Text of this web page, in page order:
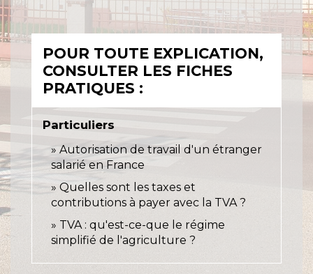
POUR TOUTE EXPLICATION,
CONSULTER LES FICHES
PRATIQUES :
Particuliers
Autorisation de travail d'un étranger
salarié en France
Quelles sont les taxes et
contributions à payer avec la TVA ?
TVA : qu'est-ce-que le régime
simplifié de l'agriculture ?